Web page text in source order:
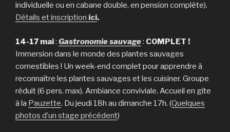
individuelle ou en cabane double, en pension complète).
Détails et inscription ici.
14-17 mai: Gastronomie sauvage: COMPLET !
Immersion dans le monde des plantes sauvages
comestibles ! Un week-end complet pour apprendre à
reconnaître les plantes sauvages et les cuisiner. Groupe
réduit (6 pers. max). Ambiance conviviale. Accueil en gîte
à la Pauzette. Du jeudi 18h au dimanche 17h. (Quelques
photos d’un stage précédent)